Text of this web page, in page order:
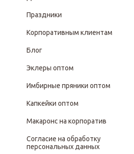
Праздники
Корпоративным клиентам
Блог
Эклеры оптом
Имбирные пряники оптом
Капкейки оптом
Макаронс на корпоратив
Согласие на обработку
персональных данных